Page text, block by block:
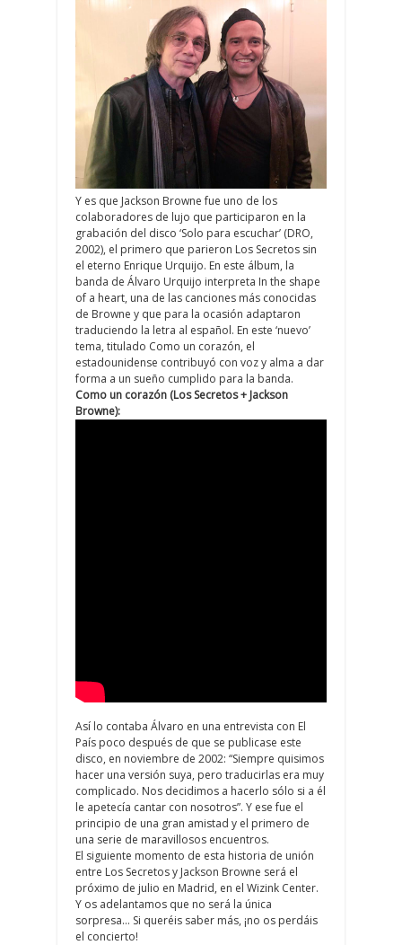
Y es que Jackson Browne fue uno de los
colaboradores de lujo que participaron en la
grabación del disco ‘Solo para escuchar’ (DRO,
2002), el primero que parieron Los Secretos sin
el eterno Enrique Urquijo. En este álbum, la
banda de Álvaro Urquijo interpreta In the shape
of a heart, una de las canciones más conocidas
de Browne y que para la ocasión adaptaron
traduciendo la letra al español. En este ‘nuevo’
tema, titulado Como un corazón, el
estadounidense contribuyó con voz y alma a dar
forma a un sueño cumplido para la banda.
Como un corazón (Los Secretos + Jackson
Browne):
Así lo contaba Álvaro en una entrevista con El
País poco después de que se publicase este
disco, en noviembre de 2002: “Siempre quisimos
hacer una versión suya, pero traducirlas era muy
complicado. Nos decidimos a hacerlo sólo si a él
le apetecía cantar con nosotros”. Y ese fue el
principio de una gran amistad y el primero de
una serie de maravillosos encuentros.
El siguiente momento de esta historia de unión
entre Los Secretos y Jackson Browne será el
próximo de julio en Madrid, en el Wizink Center.
Y os adelantamos que no será la única
sorpresa… Si queréis saber más, ¡no os perdáis
el concierto!